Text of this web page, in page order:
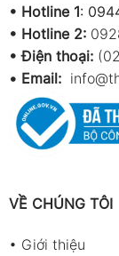
• Hotline 1:
• Hotline 2:
• Điện thoại:
• Email:
VỀ CHÚNG TÔI
• Giới thiệu